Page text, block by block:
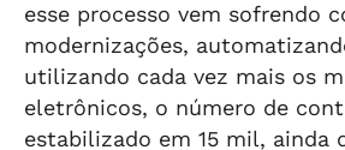
esse processo vem sofrendo
modernizações,
utilizando cada vez mais os
eletrônicos, o número de
estabilizado em 15 mil, ainda